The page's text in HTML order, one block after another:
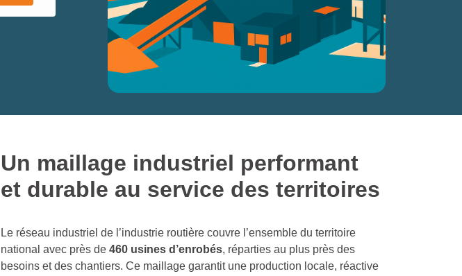
Un maillage industriel performant
et durable au service des territoires
Le réseau industriel de l’industrie routière couvre l’ensemble du territoire
national avec près de 460 usines d’enrobés, réparties au plus près des
besoins et des chantiers. Ce maillage garantit une production locale, réactive